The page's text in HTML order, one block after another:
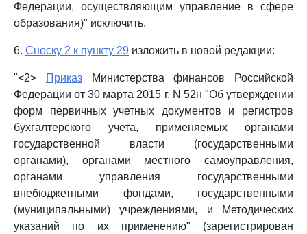
Федерации, осуществляющим управление в сфере
образования)" исключить.
6. Сноску 2 к пункту 29 изложить в новой редакции:
"<2> ПриказМинистерства финансов Российской
Федерации от 30 марта 2015 г. N 52н "Об утверждении
форм первичных учетных документов и регистров
бухгалтерского учета, применяемых органами
государственной власти (государственными
органами), органами местного самоуправления,
органами управления государственными
внебюджетными фондами, государственными
(муниципальными) учреждениями, и Методических
указаний по их применению" (зарегистрирован